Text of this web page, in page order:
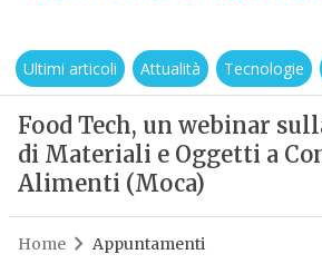
Ultimi articoli Attualità Tecnologie
Food Tech, un webinar
di Materiali e Oggetti a
Alimenti (Moca)
Home Appuntamenti